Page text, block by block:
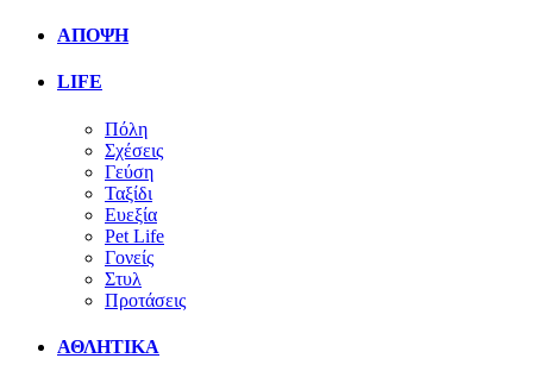
ΑΠΟΨΗ
LIFE
Πόλη
Σχέσεις
Γεύση
Ταξίδι
Ευεξία
Pet Life
Γονείς
Στυλ
Προτάσεις
ΑΘΛΗΤΙΚΑ